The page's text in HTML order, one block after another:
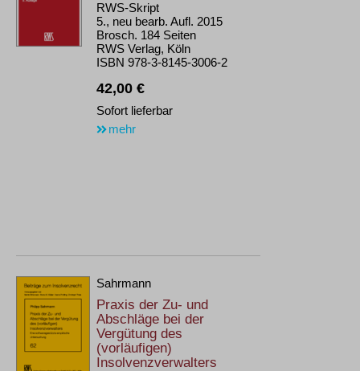
RWS-Skript
5., neu bearb. Aufl. 2015
Brosch. 184 Seiten
RWS Verlag, Köln
ISBN 978-3-8145-3006-2
42,00 €
Sofort lieferbar
mehr
Sahrmann
Praxis der Zu- und
Abschläge bei der
Vergütung des
(vorläufigen)
Insolvenzverwalters